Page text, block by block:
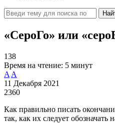
«СероГо» или
138
Время на чтение: 5 минут
A A
11 Декабря 2021
2360
Как правильно писать
так, как их следует